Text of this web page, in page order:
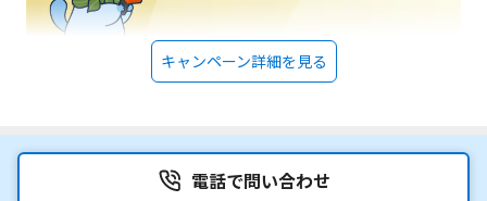
キャンペーン詳細を見る
電話で問い合わせ